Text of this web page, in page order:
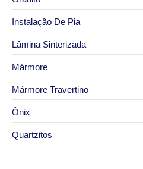
Instalação De Pia
Lâmina Sinterizada
Mármore
Mármore Travertino
Ônix
Quartzitos